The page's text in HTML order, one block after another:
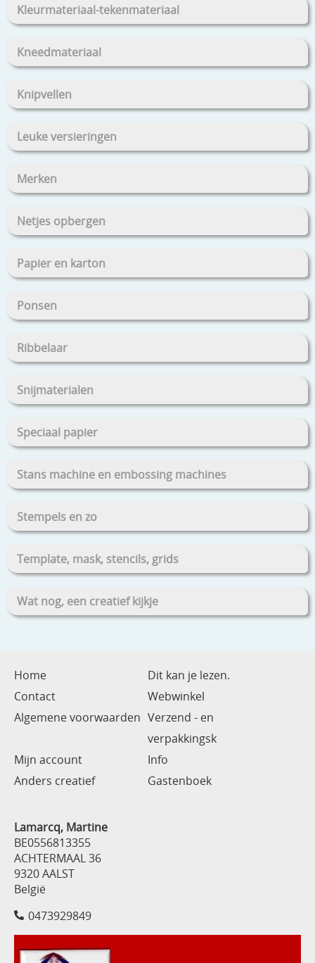
Kleurmateriaal-tekenmateriaal
Kneedmateriaal
Knipvellen
Leuke versieringen
Merken
Netjes opbergen
Papier en karton
Ponsen
Ribbelaar
Snijmaterialen
Speciaal papier
Stans machine en embossing machines
Stempels en zo
Template, mask, stencils, grids
Wat nog, een creatief kijkje
Home
Dit kan je lezen.
Contact
Webwinkel
Algemene voorwaarden Verzend - en
verpakkingsk
Mijn account
Info
Anders creatief
Gastenboek
Lamarcq, Martine
BE0556813355
ACHTERMAAL 36
9320 AALST
België
0473929849